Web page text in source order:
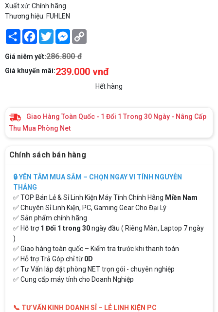
Xuất xứ: Chính hãng
Thương hiệu: FUHLEN
Share Facebook
TwitterMessenger
Giá niêm yết:286.800 đ
Giá khuyến mãi:239.000 vnđ
Hết hàng
Giao Hàng Toàn Quốc - 1 Đổi 1 Trong 30 Ngày - Nâng Cấp
Thu Mua Phòng Net
Chính sách bán hàng
🔒 YÊN TÂM MUA SẮM – CHỌN NGAY VI TÍNH NGUYỄN
THẮNG
✅ TOP Bán Lẻ & Sỉ Linh Kiện Máy Tính Chính Hãng Miền Nam
✅ Chuyên Sỉ Linh Kiện, PC, Gaming Gear Cho Đại Lý
✅ Sản phẩm chính hãng
✅ Hỗ trợ1 Đổi 1 trong 30ngày đầu ( Riêng Màn, Laptop 7 ngày
)
✅ Giao hàng toàn quốc – Kiểm tra trước khi thanh toán
✅ Hỗ trợ Trả Góp chỉ từ 0D
✅ Tư Vấn lắp đặt phòng NET trọn gói - chuyên nghiệp
✅ Cung cấp máy tính cho Doanh Nghiệp
📞 TƯ VẤN KINH DOANH SỈ – LẺ LINH KIỆN PC